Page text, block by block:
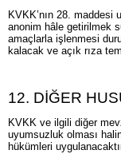
KVKK’nın 28.
anonim hâle getirilmek
amaçlarla işlenmesi
kalacak ve açık rıza
12. DİĞER
KVKK ve ilgili diğer
uyumsuzluk olması
hükümleri